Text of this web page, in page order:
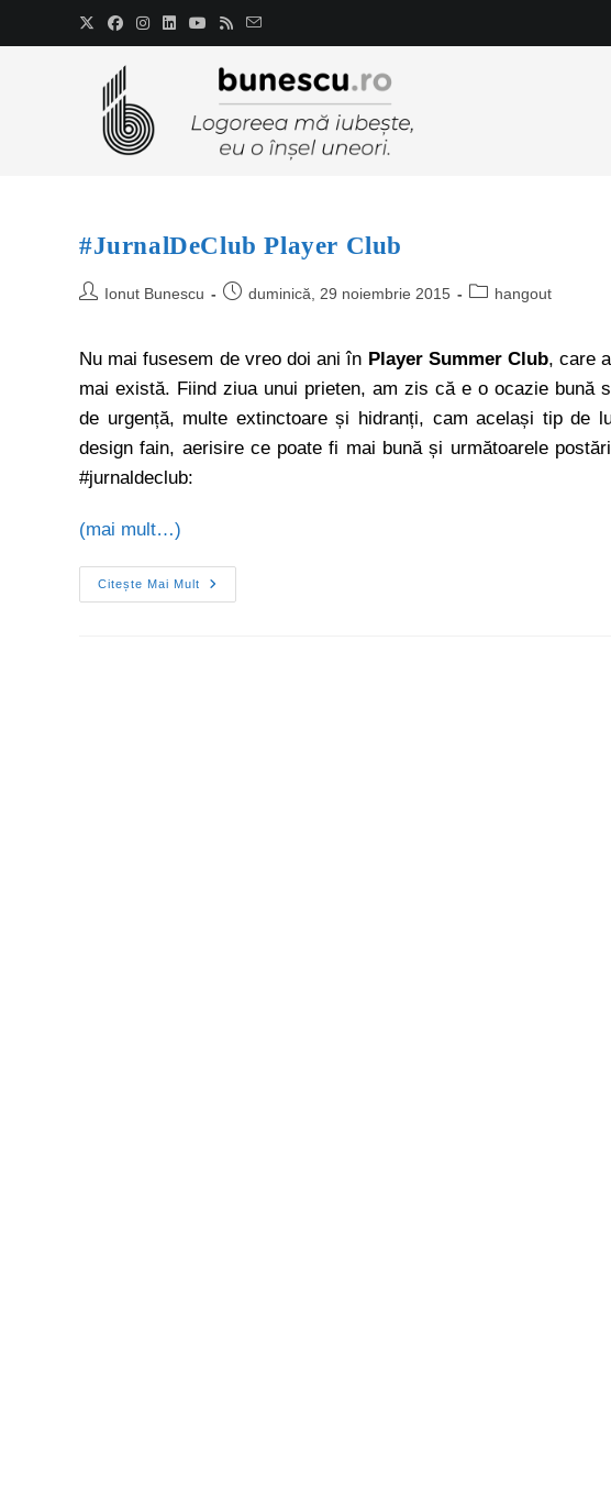
#JurnalDeClub Player Club
Ionut Bunescu duminică, 29 noiembrie 2015 hangout
Nu mai fusesem de vreo doi ani în Player Summer Club, care
mai există. Fiind ziua unui prieten, am zis că e o ocazie bună
de urgență, multe extinctoare și hidranți, cam același tip de
design fain, aerisire ce poate fi mai bună și următoarele
#jurnaldeclub:
(mai mult…)
Citește Mai Mult